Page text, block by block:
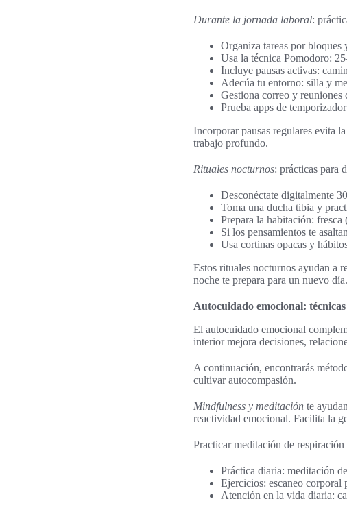
Durante la jornada laboral:
Organiza tareas por
Usa la técnica Pomodoro:
Incluye pausas activas:
Adecúa tu entorno: silla y
Gestiona correo y reuniones
Prueba apps de
Incorporar pausas regulares evita
trabajo profundo.
Rituales nocturnos: prácticas para
Desconéctate digitalmente
Toma una ducha tibia y
Prepara la habitación:
Si los pensamientos te
Usa cortinas opacas y
Estos rituales nocturnos ayudan a
noche te prepara para un nuevo día.
Autocuidado emocional:
El autocuidado emocional
interior mejora decisiones,
A continuación, encontrarás
cultivar autocompasión.
Mindfulness y meditación te
reactividad emocional. Facilita la
Practicar meditación de
Práctica diaria: meditación
Ejercicios: escaneo corporal
Atención en la vida diaria: